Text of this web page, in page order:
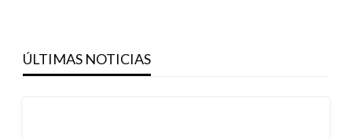
ÚLTIMAS NOTICIAS